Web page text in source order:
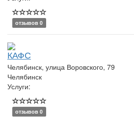
отзывов 0
КАФС
Челябинск, улица Воровского, 79
Челябинск
Услуги:
отзывов 0